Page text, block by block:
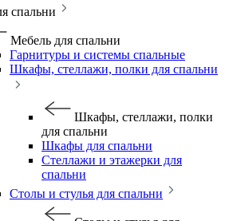
спальни
Мебель для спальни
Гарнитуры и системы спальные
Шкафы, стеллажи, полки для спальни
Шкафы, стеллажи, полки
для спальни
Шкафы для спальни
Стеллажи и этажерки для
спальни
Столы и стулья для спальни